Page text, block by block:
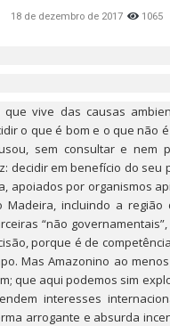
18 de dezembro de 2017 1065
vive das causas
o que é bom e o que não
sem consultar e nem
decidir em benefício do seu
apoiados por organismos
incluindo a
“não
porque é de
Mas Amazonino ao
que aqui podemos sim
interesses
arrogante e absurda